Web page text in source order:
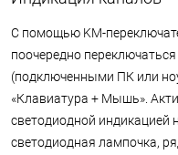
С помощью KM-
поочередно
(подключенными ПК или
«Клавиатура + Мышь».
светодиодной индикацией
светодиодная лампочка,